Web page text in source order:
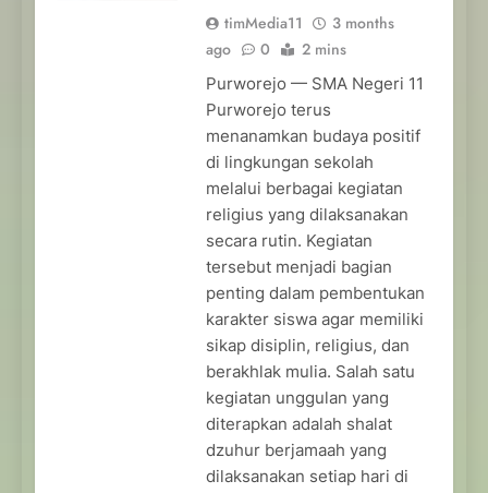
timMedia11
3 months
ago
0 2 mins
Purworejo — SMA Negeri 11
Purworejo terus
menanamkan budaya positif
di lingkungan sekolah
melalui berbagai kegiatan
religius yang dilaksanakan
secara rutin. Kegiatan
tersebut menjadi bagian
penting dalam pembentukan
karakter siswa agar memiliki
sikap disiplin, religius, dan
berakhlak mulia. Salah satu
kegiatan unggulan yang
diterapkan adalah shalat
dzuhur berjamaah yang
dilaksanakan setiap hari di